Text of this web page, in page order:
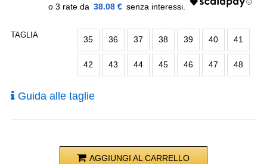
38.08 €
TAGLIA 35 36 37 38 39 40 41
42 43 44 45 46 47 48
Guida alle taglie
AGGIUNGI AL CARRELLO